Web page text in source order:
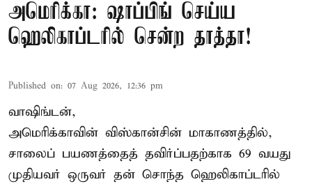
அமெரிக்கா: ஷாப்பிங் செய்ய
ஹெலிகாப்டரில் சென்ற தாத்தா!
Published on: 07 Aug 2026, 12:36 pm
வாஷிங்டன்,
அமெரிக்காவின் விஸ்கான்சின் மாகாணத்தில்,
சாலைப் பயணத்தைத் தவிர்ப்பதற்காக 69 வயது
முதியவர் ஒருவர் தன் சொந்த ஹெலிகாப்டரில்